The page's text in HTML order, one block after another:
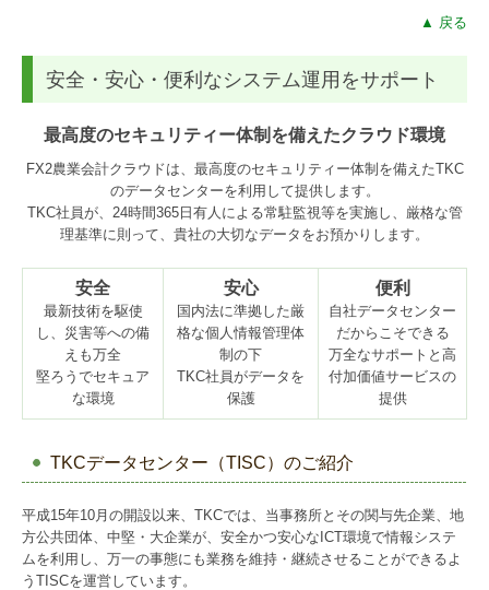
▲ 戻る
安全・安心・便利なシステム運用をサポート
最高度のセキュリティー体制を備えたクラウド環境
FX2農業会計クラウドは、最高度のセキュリティー体制を備えたTKC
のデータセンターを利用して提供します。
TKC社員が、24時間365日有人による常駐監視等を実施し、厳格な管
理基準に則って、貴社の大切なデータをお預かりします。
安全
最新技術を駆使
し、災害等への備
えも万全
堅ろうでセキュア
な環境
安心
国内法に準拠した厳
格な個人情報管理体
制の下
TKC社員がデータを
保護
便利
自社データセンター
だからこそできる
万全なサポートと高
付加価値サービスの
提供
TKCデータセンター（TISC）のご紹介
平成15年10月の開設以来、TKCでは、当事務所とその関与先企業、地
方公共団体、中堅・大企業が、安全かつ安心なICT環境で情報システ
ムを利用し、万一の事態にも業務を維持・継続させることができるよ
うTISCを運営しています。